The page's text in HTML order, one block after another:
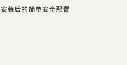
装后的简单安全配置